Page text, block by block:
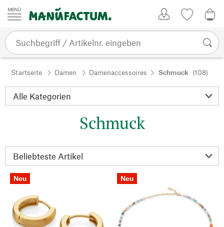
Zum Inhalt springen
Startseite Damen Damenaccessoires Schmuck (108)
Schmuck
Neu Neu